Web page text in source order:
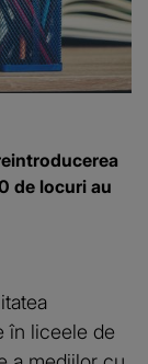
de locuri au
în liceele de